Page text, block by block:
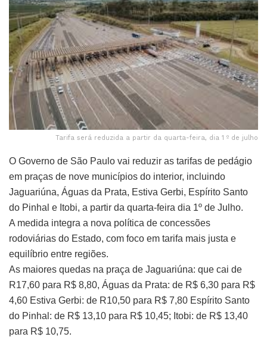
Tarifa será reduzida a partir da quarta-feira, dia 1 º de julho
O Governo de São Paulo vai reduzir as tarifas de pedágio
em praças de nove municípios do interior, incluindo
Jaguariúna, Águas da Prata, Estiva Gerbi, Espírito Santo
do Pinhal e Itobi, a partir da quarta-feira dia 1º de Julho.
A medida integra a nova política de concessões
rodoviárias do Estado, com foco em tarifa mais justa e
equilíbrio entre regiões.
As maiores quedas na praça de Jaguariúna: que cai de
R17,60 para R$ 8,80, Águas da Prata: de R$ 6,30 para R$
4,60 Estiva Gerbi: de R10,50 para R$ 7,80 Espírito Santo
do Pinhal: de R$ 13,10 para R$ 10,45; Itobi: de R$ 13,40
para R$ 10,75.